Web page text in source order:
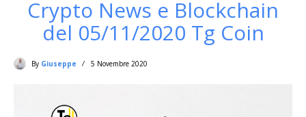
Crypto News e Blockchain
del 05/11/2020 Tg Coin
By Giuseppe 5 Novembre 2020